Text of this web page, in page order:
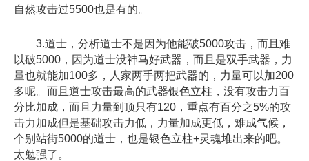
自然攻击过5500也是有的。
3.道士，分析道士不是因为他能破5000攻击，而且难
以破5000，因为道士没神马好武器，而且是双手武器，力
量也就能加100多 ，人家两手两把武器的，力量可以加200
多呢。而且道士攻击最高的武器银色立柱，没有攻击力百
分比加成，而且力量到顶只有120，重点有百分之5%的攻
击力加成但是基础攻击力低，力量加成更低，难成气候，
个别站街5000的道士，也是银色立柱+灵魂堆出来的吧。
太勉强了。